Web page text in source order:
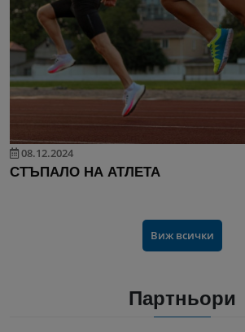
СТЪПАЛО НА АТЛЕТА
08.12.2024
Виж всички
Партньори